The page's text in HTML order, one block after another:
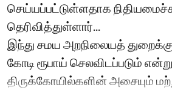
செய்யப்பட்டுள்ளதாக
தெரிவித்துள்ளார்...
இந்து சமய அறநிலையத்
கோடி ரூபாய் செலவிடப்படும் என்று
திருக்கோயில்களின் அசையும்